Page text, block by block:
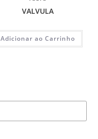
VALVULA
Adicionar ao Carrinho